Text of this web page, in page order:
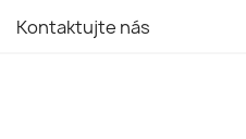
Kontaktujte nás